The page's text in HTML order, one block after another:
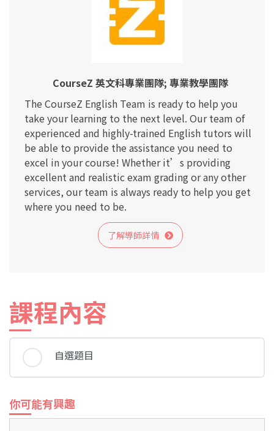
CourseZ 英文科專業團隊; 專業教學團隊
The CourseZ English Team is ready to help you
take your learning to the next level. Our team of
experienced and highly-trained English tutors will
be able to provide the assistance you need to
excel in your course! Whether it’s providing
excellent and realistic exam grading or any other
services, our team is always ready to help you get
where you need to be.
了解導師詳情
課程內容
自選題目
你可能有興趣